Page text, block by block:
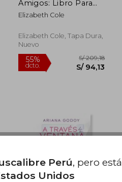
55% S/
Amigos: Libro Para
Niños Sobre la
Amistad, la Inclusión y
Sociales
Elizabeth Cole
Elizabeth Cole, Tapa Dura,
Nuevo
Perú, pero
Unidos